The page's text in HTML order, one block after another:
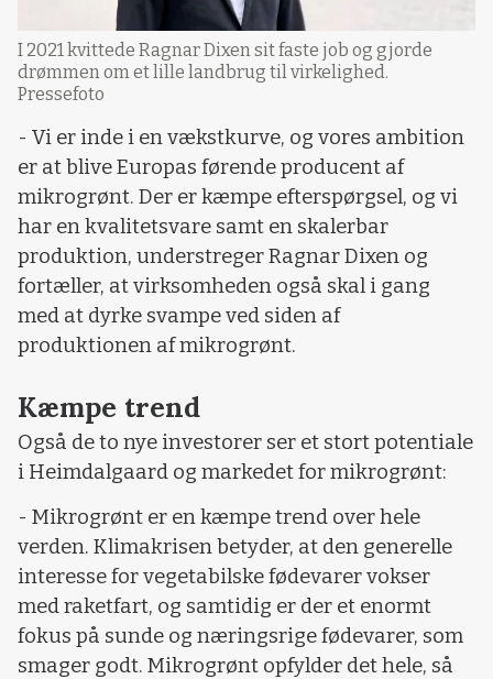
I 2021 kvittede Ragnar Dixen sit faste job og gjorde
drømmen om et lille landbrug til virkelighed.
Pressefoto
- Vi er inde i en vækstkurve, og vores ambition
er at blive Europas førende producent af
mikrogrønt. Der er kæmpe efterspørgsel, og vi
har en kvalitetsvare samt en skalerbar
produktion, understreger Ragnar Dixen og
fortæller, at virksomheden også skal i gang
med at dyrke svampe ved siden af
produktionen af mikrogrønt.
Kæmpe trend
Også de to nye investorer ser et stort potentiale
i Heimdalgaard og markedet for mikrogrønt:
- Mikrogrønt er en kæmpe trend over hele
verden. Klimakrisen betyder, at den generelle
interesse for vegetabilske fødevarer vokser
med raketfart, og samtidig er der et enormt
fokus på sunde og næringsrige fødevarer, som
smager godt. Mikrogrønt opfylder det hele, så